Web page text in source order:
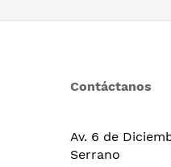
Contáctanos
Av. 6 de
Serrano